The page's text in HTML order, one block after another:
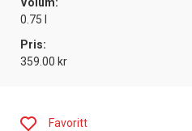
0.75 l
Pris:
359.00 kr
Favoritt